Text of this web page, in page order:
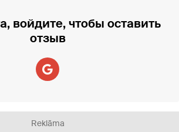
войдите, чтобы оставить
отзыв
Reklāma